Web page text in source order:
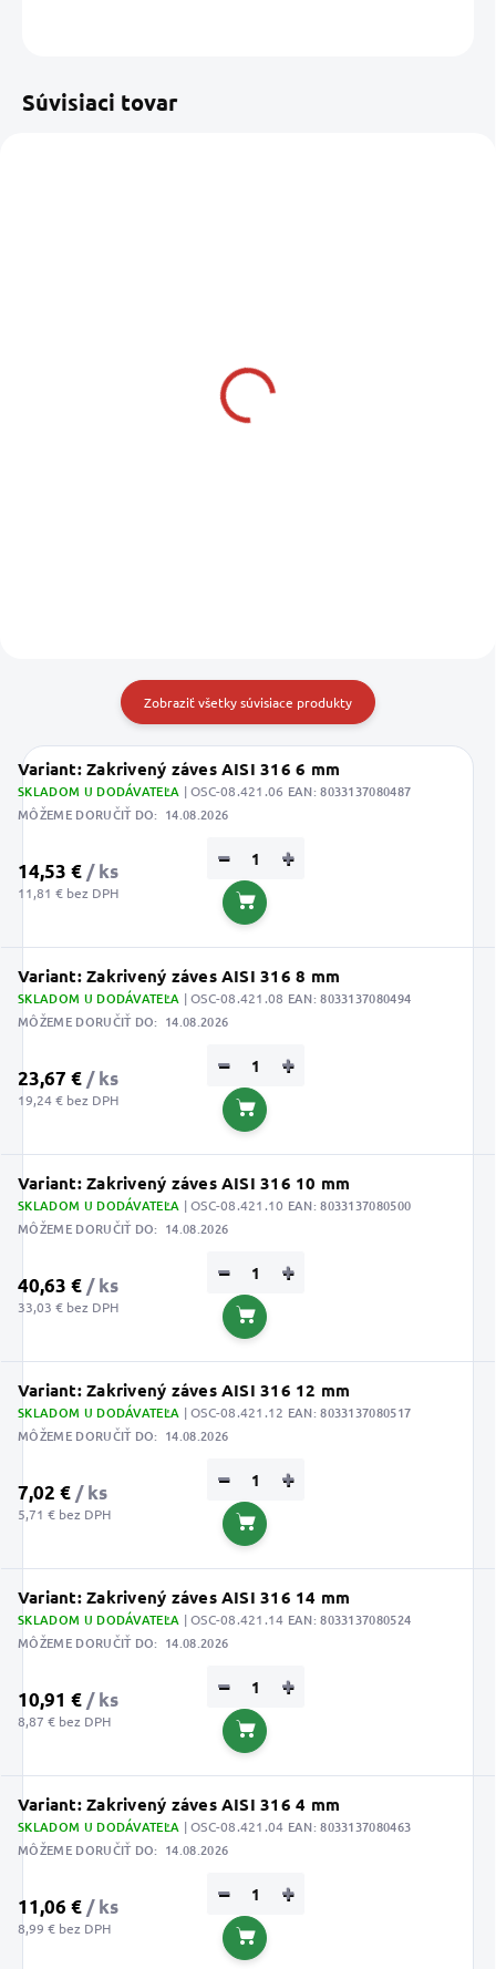
Súvisiaci tovar
Zobraziť všetky súvisiace produkty
Variant: Zakrivený záves AISI 316 6 mm
SKLADOM U DODÁVATEĽA | OSC-08.421.06 EAN:8033137080487
MÔŽEME DORUČIŤ DO: 14.08.2026
14,53 € / ks
11,81 € bez DPH
+
−
Do košíka
Variant: Zakrivený záves AISI 316 8 mm
SKLADOM U DODÁVATEĽA | OSC-08.421.08 EAN:8033137080494
MÔŽEME DORUČIŤ DO: 14.08.2026
23,67 € / ks
19,24 € bez DPH
+
−
Do košíka
Variant: Zakrivený záves AISI 316 10 mm
SKLADOM U DODÁVATEĽA | OSC-08.421.10 EAN:8033137080500
MÔŽEME DORUČIŤ DO: 14.08.2026
40,63 € / ks
33,03 € bez DPH
+
−
Do košíka
Variant: Zakrivený záves AISI 316 12 mm
SKLADOM U DODÁVATEĽA | OSC-08.421.12 EAN:8033137080517
MÔŽEME DORUČIŤ DO: 14.08.2026
7,02 € / ks
5,71 € bez DPH
+
−
Do košíka
Variant: Zakrivený záves AISI 316 14 mm
SKLADOM U DODÁVATEĽA | OSC-08.421.14 EAN:8033137080524
MÔŽEME DORUČIŤ DO: 14.08.2026
10,91 € / ks
8,87 € bez DPH
+
−
Do košíka
Variant: Zakrivený záves AISI 316 4 mm
SKLADOM U DODÁVATEĽA | OSC-08.421.04 EAN:8033137080463
MÔŽEME DORUČIŤ DO: 14.08.2026
11,06 € / ks
8,99 € bez DPH
+
−
Do košíka